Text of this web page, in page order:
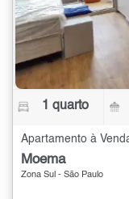
1 quarto
Apartamento à
Moema
Zona Sul - São Paulo